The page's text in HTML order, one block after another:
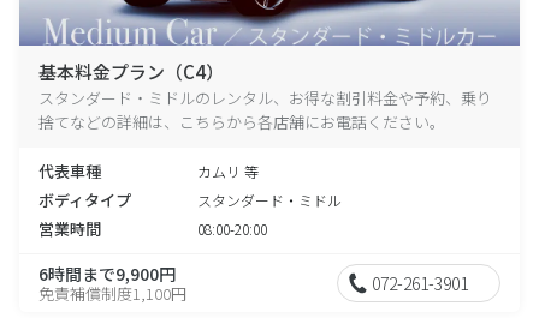
基本料金プラン（C4）
スタンダード・ミドルのレンタル、お得な割引料金や予約、乗り
捨てなどの詳細は、こちらから各店舗にお電話ください。
代表車種 カムリ 等
ボディタイプ スタンダード・ミドル
営業時間 08:00-20:00
6時間まで9,900円
免責補償制度1,100円 072-261-3901